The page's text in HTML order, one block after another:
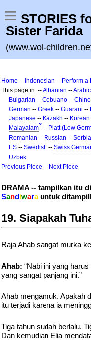
STORIES
Sister Farida
(www.wol-
Home -- Indonesian -- Perform a
This page in: --Albanian --Arabic
Bulgarian -- Cebuano --
German -- Greek -- Guarani --
Japanese -- Kazakh -- Korean
Malayalam? -- Platt (Low
Romanian -- Russian --
ES -- Swedish -- Swiss
Uzbek
Previous Piece -- Next Piece
DRAMA -- tampilkan itu
Sandiwarauntuk
19. Siapakah
Raja Ahab sangat murka
Ahab: “Nabi ini yang
yang sangat panjang ini.”
Ahab mengamuk. Apakah
itu terjadi karena ia
Tiga tahun sudah berlalu.
Dan kemudian Elia